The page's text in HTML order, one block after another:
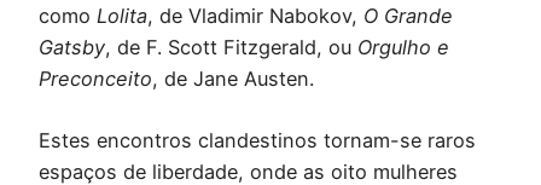
como Lolita, de Vladimir Nabokov, O Grande
Gatsby, de F. Scott Fitzgerald, ou Orgulho e
Preconceito, de Jane Austen.
Estes encontros clandestinos tornam-se raros
espaços de liberdade, onde as oito mulheres